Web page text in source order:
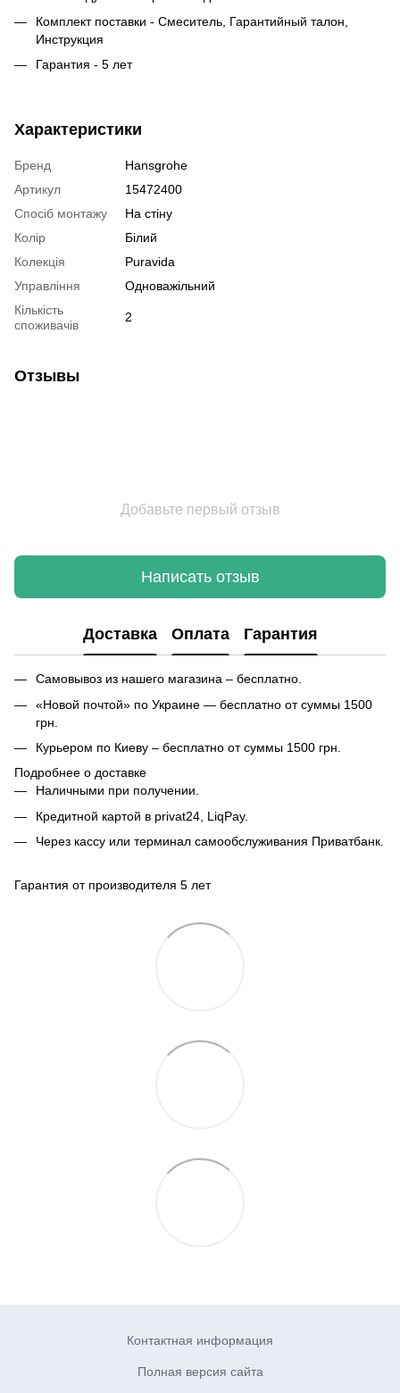
Комплект поставки - Смеситель, Гарантийный талон,
Инструкция
Гарантия - 5 лет
Характеристики
Бренд
Hansgrohe
Артикул
15472400
Спосіб монтажу
На стіну
Колір
Білий
Колекція
Puravida
Управління
Одноважільний
Кількість
споживачів
2
Отзывы
Добавьте первый отзыв
Написать отзыв
Доставка Оплата Гарантия
Самовывоз из нашего магазина – бесплатно.
«Новой почтой» по Украине — бесплатно от суммы 1500
грн.
Курьером по Киеву – бесплатно от суммы 1500 грн.
Подробнее о доставке
Наличными при получении.
Кредитной картой в privat24, LiqPay.
Через кассу или терминал самообслуживания Приватбанк.
Гарантия от производителя 5 лет
Контактная информация
Полная версия сайта